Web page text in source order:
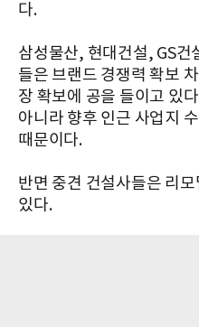
다.
삼성물산, 현대건설, GS건
들은 브랜드 경쟁력 확보
장 확보에 공을 들이고 있
아니라 향후 인근 사업지
때문이다.
반면 중견 건설사들은 리
있다.